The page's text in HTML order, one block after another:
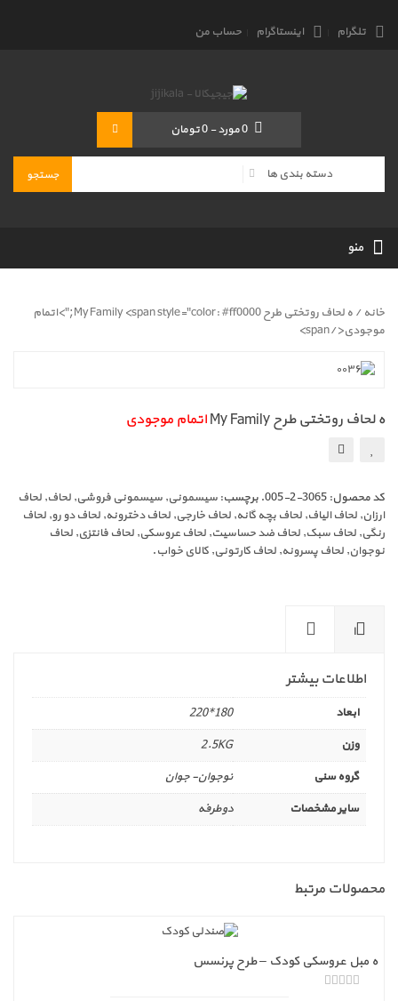
تلگرام اینستاگرام حساب من
0مورد- 0 تومان
منو
خانه
/ ه لحاف روتختی طرح My Family <span style="color: #ff0000;">اتمام
موجودی</span>
ه لحاف روتختی طرح My Family اتمام موجودی
کد محصول: 3065-2-005
. برچسب: سیسمونی, سیسمونی فروشی, لحاف, لحاف
ارزان, لحاف الیاف, لحاف بچه گانه, لحاف خارجی, لحاف دخترونه, لحاف دو رو, لحاف
رنگی, لحاف سبک, لحاف ضد حساسیت, لحاف عروسکی, لحاف فانتزی, لحاف
نوجوان, لحاف پسرونه, لحاف کارتونی, کالای خواب.
ا
لا
ت
بی
ش
تر
ت
)
اطلاعات بیشتر
ابعاد
180*220
وزن
2.5KG
گروه سنی
نوجوان- جوان
سایر مشخصات
دوطرفه
محصولات مرتبط
ه مبل عروسکی کودک – طرح پرنسس